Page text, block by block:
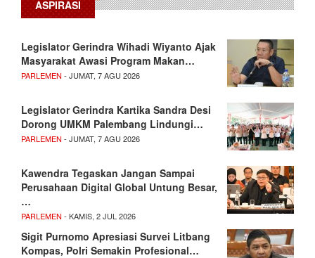
ASPIRASI
Legislator Gerindra Wihadi Wiyanto Ajak
Masyarakat Awasi Program Makan…
PARLEMEN - JUMAT, 7 AGU 2026
Legislator Gerindra Kartika Sandra Desi
Dorong UMKM Palembang Lindungi…
PARLEMEN - JUMAT, 7 AGU 2026
Kawendra Tegaskan Jangan Sampai
Perusahaan Digital Global Untung Besar,
…
PARLEMEN - KAMIS, 2 JUL 2026
Sigit Purnomo Apresiasi Survei Litbang
Kompas, Polri Semakin Profesional…